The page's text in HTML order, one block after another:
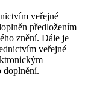
veřejné
předložením
znění. Dále je
veřejné
doplnění.